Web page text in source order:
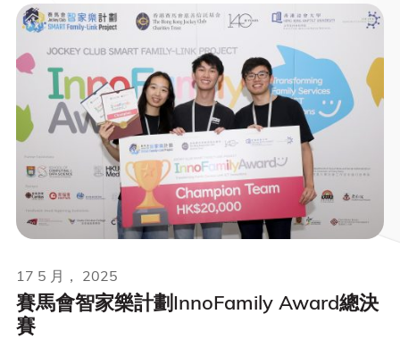
賽馬會智家樂計劃InnoFamily Award總決
賽
17 5 月， 2025